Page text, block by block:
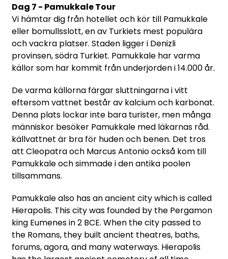
Dag 7 - Pamukkale Tour
Vi hämtar dig från hotellet och kör till Pamukkale
eller bomullsslott, en av Turkiets mest populära
och vackra platser. Staden ligger i Denizli
provinsen, södra Turkiet. Pamukkale har varma
källor som har kommit från underjorden i 14.000 år.
De varma källorna färgar sluttningarna i vitt
eftersom vattnet består av kalcium och karbonat.
Denna plats lockar inte bara turister, men många
människor besöker Pamukkale med läkarnas råd.
källvattnet är bra för huden och benen. Det tros
att Cleopatra och Marcus Antonio också kom till
Pamukkale och simmade i den antika poolen
tillsammans.
Pamukkale also has an ancient city which is called
Hierapolis. This city was founded by the Pergamon
king Eumenes in 2 BCE. When the city passed to
the Romans, they built ancient theatres, baths,
forums, agora, and many waterways. Hierapolis